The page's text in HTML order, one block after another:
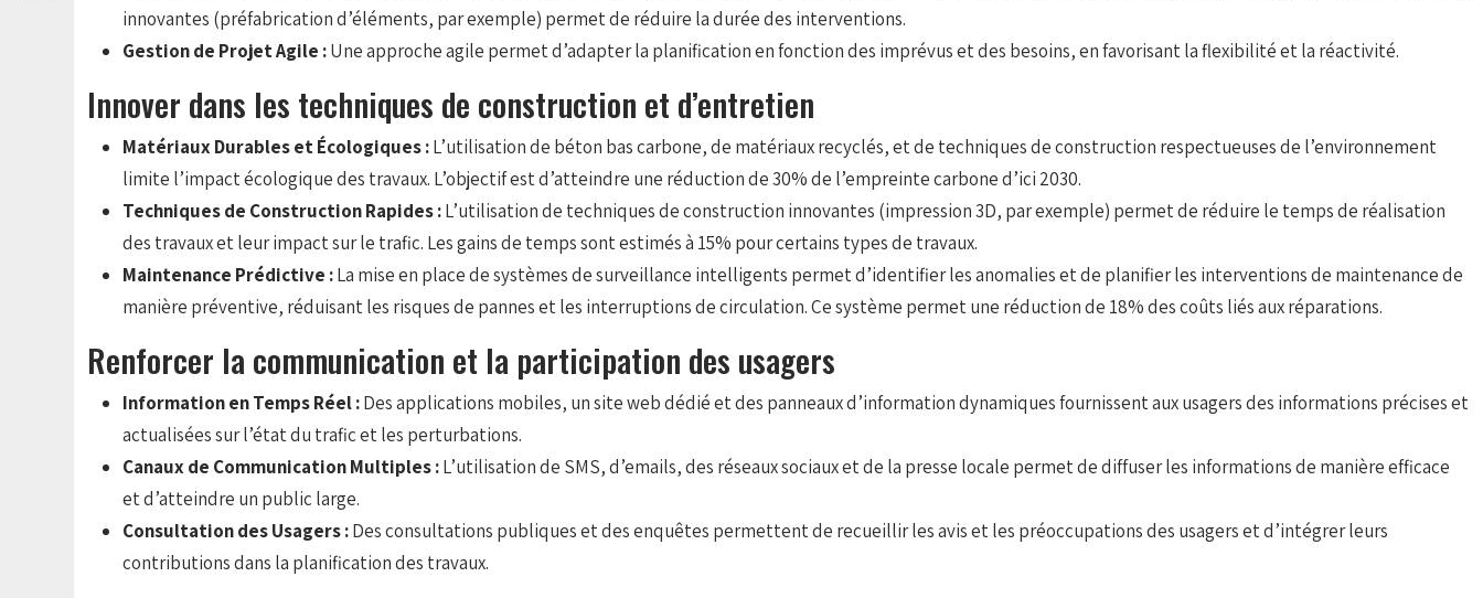
innovantes (préfabrication d’éléments, par exemple) permet de réduire la durée des interventions.
Gestion de Projet Agile :Une approche agile permet d’adapter la planification en fonction des imprévus et des besoins, en favorisant la flexibilité et la réactivité.
Innover dans les techniques de construction et d’entretien
Matériaux Durables et Écologiques :L’utilisation de béton bas carbone, de matériaux recyclés, et de techniques de construction respectueuses de l’environnement
limite l’impact écologique des travaux. L’objectif est d’atteindre une réduction de 30% de l’empreinte carbone d’ici 2030.
Techniques de Construction Rapides :L’utilisation de techniques de construction innovantes (impression 3D, par exemple) permet de réduire le temps de réalisation
des travaux et leur impact sur le trafic. Les gains de temps sont estimés à 15% pour certains types de travaux.
Maintenance Prédictive :La mise en place de systèmes de surveillance intelligents permet d’identifier les anomalies et de planifier les interventions de maintenance de
manière préventive, réduisant les risques de pannes et les interruptions de circulation. Ce système permet une réduction de 18% des coûts liés aux réparations.
Renforcer la communication et la participation des usagers
Information en Temps Réel :Des applications mobiles, un site web dédié et des panneaux d’information dynamiques fournissent aux usagers des informations précises et
actualisées sur l’état du trafic et les perturbations.
Canaux de Communication Multiples :L’utilisation de SMS, d’emails, des réseaux sociaux et de la presse locale permet de diffuser les informations de manière efficace
et d’atteindre un public large.
Consultation des Usagers :Des consultations publiques et des enquêtes permettent de recueillir les avis et les préoccupations des usagers et d’intégrer leurs
contributions dans la planification des travaux.